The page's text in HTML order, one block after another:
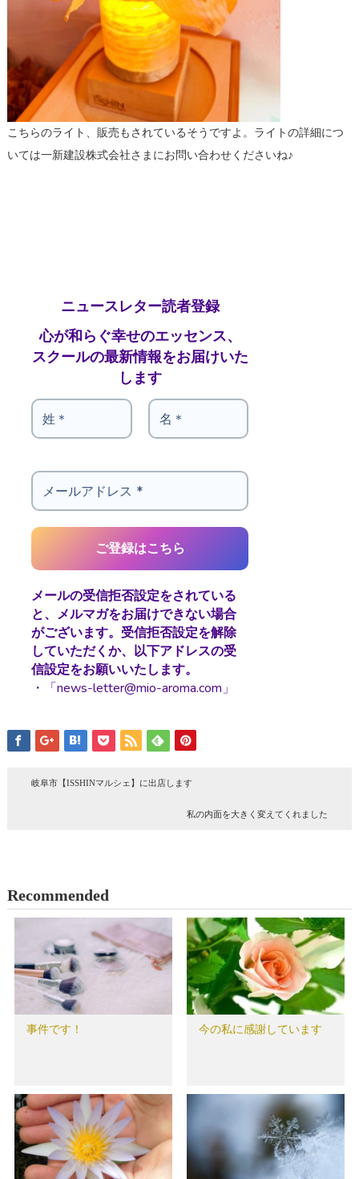
こちらのライト、販売もされているそうですよ。ライトの詳細につ
いては一新建設株式会社さまにお問い合わせくださいね♪
ニュースレター読者登録
心が和らぐ幸せのエッセンス、
スクールの最新情報をお届けいた
します
メールの受信拒否設定をされている
と、メルマガをお届けできない場合
がございます。受信拒否設定を解除
していただくか、以下アドレスの受
信設定をお願いいたします。
・「news-letter@mio-aroma.com」
岐阜市【ISSHINマルシェ】に出店します
私の内面を大きく変えてくれました
Recommended
事件です！ 今の私に感謝しています